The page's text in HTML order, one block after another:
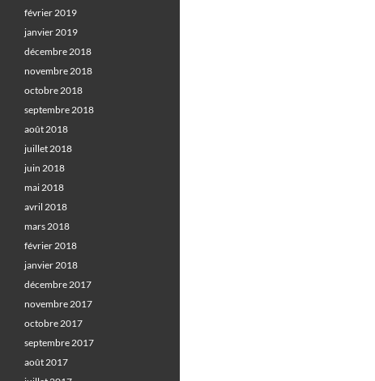
février 2019
janvier 2019
décembre 2018
novembre 2018
octobre 2018
septembre 2018
août 2018
juillet 2018
juin 2018
mai 2018
avril 2018
mars 2018
février 2018
janvier 2018
décembre 2017
novembre 2017
octobre 2017
septembre 2017
août 2017